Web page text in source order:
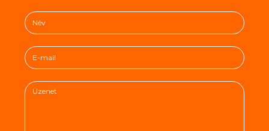
N
é
*E
-
a
Ü